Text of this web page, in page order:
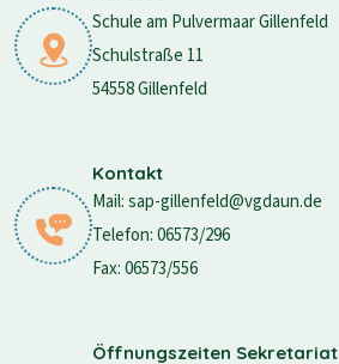
Schule am Pulvermaar Gillenfeld
Schulstraße 11
54558 Gillenfeld
Kontakt
Mail: sap-gillenfeld@vgdaun.de
Telefon: 06573/296
Fax: 06573/556
Öffnungszeiten Sekretariat